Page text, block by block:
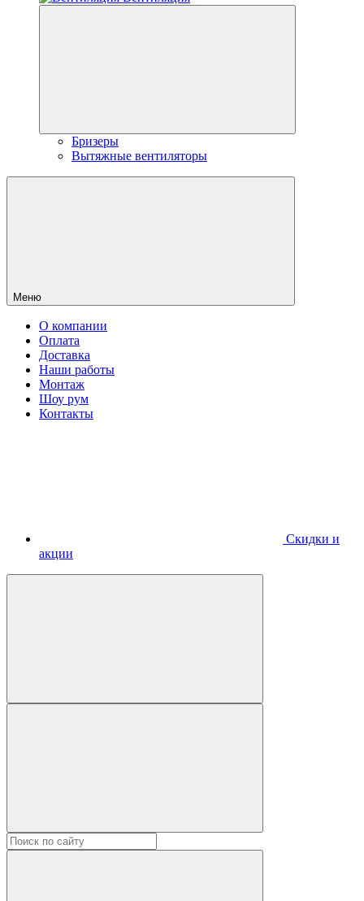
Бризеры
Вытяжные вентиляторы
Меню
О компании
Оплата
Доставка
Наши работы
Монтаж
Шоу рум
Контакты
Скидки и
акции